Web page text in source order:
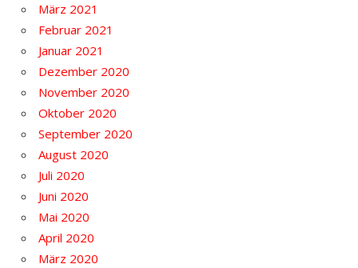
März 2021
Februar 2021
Januar 2021
Dezember 2020
November 2020
Oktober 2020
September 2020
August 2020
Juli 2020
Juni 2020
Mai 2020
April 2020
März 2020